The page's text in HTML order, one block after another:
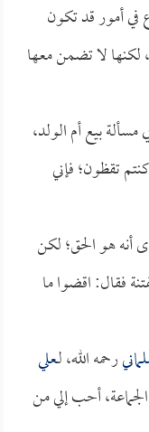
في أمور قد تكون
لا تضمن معها
بيع أم الولد،
تقظون؛ فإني
أنه هو الحق؛ لكن
فقال: اقضوا ما
رحمه الله، لـعلي
أحب إلي من